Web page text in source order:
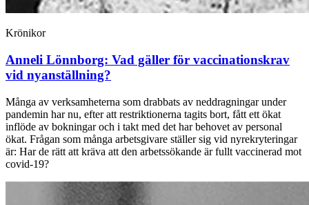
Krönikor
Anneli Lönnborg: Vad gäller för vaccinations­krav
vid nyanställning?
Många av verksamheterna som drabbats av neddragningar under
pandemin har nu, efter att restriktionerna tagits bort, fått ett ökat
inflöde av bokningar och i takt med det har behovet av personal
ökat. Frågan som många arbetsgivare ställer sig vid nyrekryteringar
är: Har de rätt att kräva att den arbetssökande är fullt vaccinerad mot
covid-19?